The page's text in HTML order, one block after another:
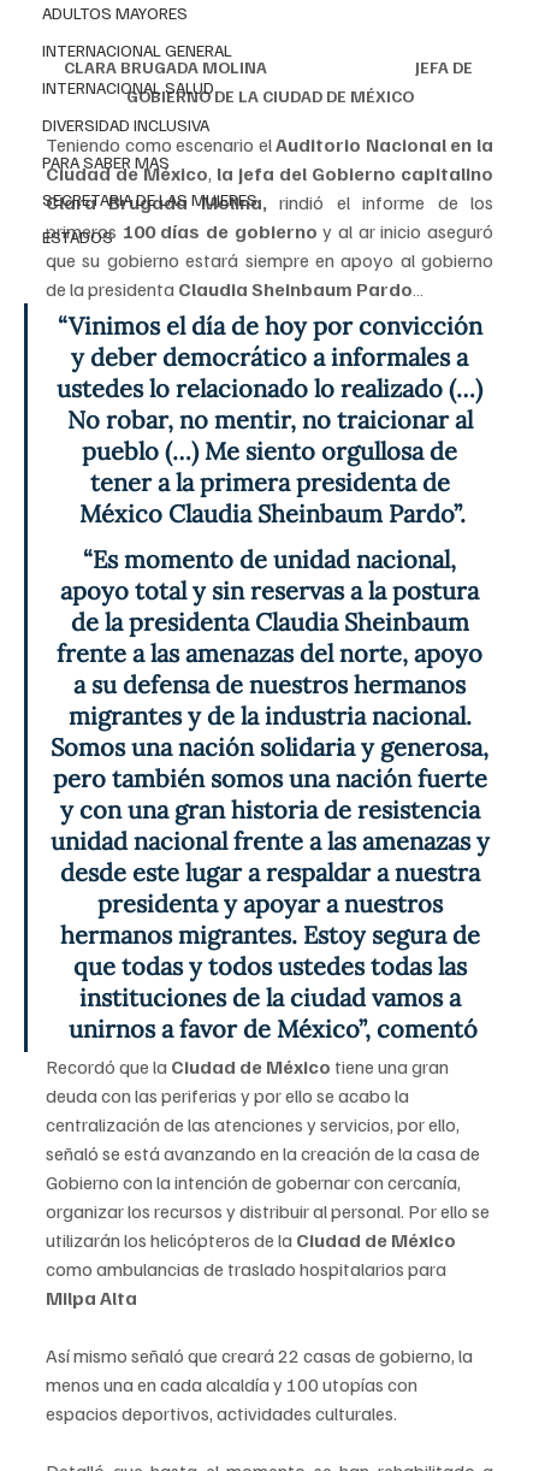
ADULTOS MAYORES
INTERNACIONAL GENERAL
INTERNACIONAL SALUD
DIVERSIDAD INCLUSIVA
PARA SABER MAS
SECRETARIA DE LAS MUJERES
ESTADOS
CLARA BRUGADA MOLINA                                         JEFA DE
GOBIERNO DE LA CIUDAD DE MÉXICO
Teniendo como escenario el Auditorio Nacional en la
Ciudad de México, la jefa del Gobierno capitalino
Clara Brugada Molina, rindió el informe de los
primeros 100 días de gobierno y al ar inicio aseguró
que su gobierno estará siempre en apoyo al gobierno
de la presidenta Claudia Sheinbaum Pardo…
“Vinimos el día de hoy por convicción
y deber democrático a informales a
ustedes lo relacionado lo realizado (…)
No robar, no mentir, no traicionar al
pueblo (…) Me siento orgullosa de
tener a la primera presidenta de
México Claudia Sheinbaum Pardo”.
“Es momento de unidad nacional,
apoyo total y sin reservas a la postura
de la presidenta Claudia Sheinbaum
frente a las amenazas del norte, apoyo
a su defensa de nuestros hermanos
migrantes y de la industria nacional.
Somos una nación solidaria y generosa,
pero también somos una nación fuerte
y con una gran historia de resistencia
unidad nacional frente a las amenazas y
desde este lugar a respaldar a nuestra
presidenta y apoyar a nuestros
hermanos migrantes. Estoy segura de
que todas y todos ustedes todas las
instituciones de la ciudad vamos a
unirnos a favor de México”, comentó
Recordó que la Ciudad de México tiene una gran
deuda con las periferias y por ello se acabo la
centralización de las atenciones y servicios, por ello,
señaló se está avanzando en la creación de la casa de
Gobierno con la intención de gobernar con cercanía,
organizar los recursos y distribuir al personal. Por ello se
utilizarán los helicópteros de la Ciudad de México
como ambulancias de traslado hospitalarios para
Milpa Alta
Así mismo señaló que creará 22 casas de gobierno, la
menos una en cada alcaldía y 100 utopías con
espacios deportivos, actividades culturales.